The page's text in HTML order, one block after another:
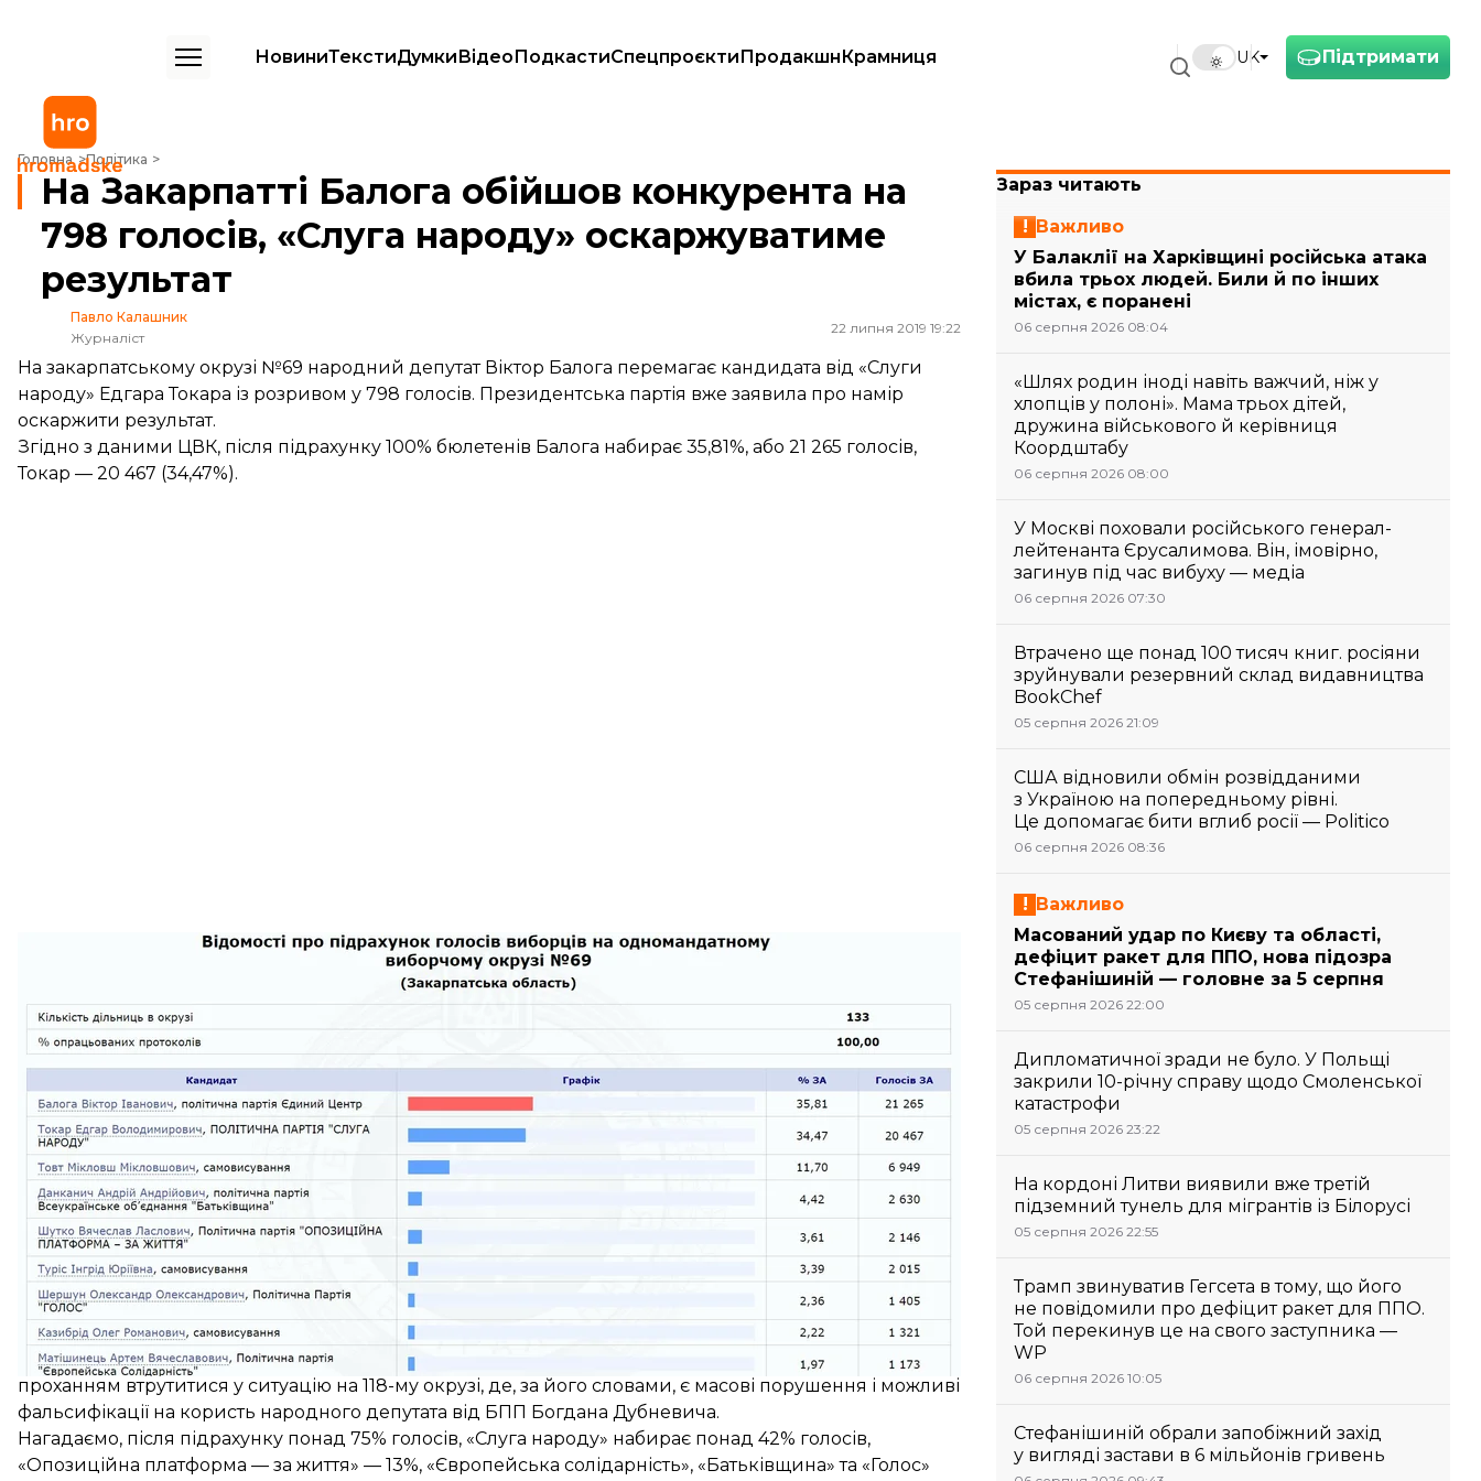
Підтримати
UK
НовиниТекстиДумкиВідеоПодкастиСпецпроєктиПродакшнКрамниця
Головна Політика
На Закарпатті Балога обійшов конкурента на 798 голосів, «Слуга народу» оскаржуватиме результат
На Закарпатті Балога обійшов конкурента на
798 голосів, «Слуга народу» оскаржуватиме
результат
Павло Калашник
Журналіст
22 липня 2019 19:22
На закарпатському окрузі №69 народний депутат Віктор Балога перемагає кандидата від «Слуги
народу» Едгара Токара із розривом у 798 голосів. Президентська партія вже заявила про намір
оскаржити результат.
Згідно з даними ЦВК, після підрахунку 100% бюлетенів Балога набирає 35,81%, або 21 265 голосів,
Токар — 20 467 (34,47%).
Прес-служба «Слуги народу» повідомила, що на 69-му окрузі «зафіксовано багато порушень і
масовий підкуп». Партія планує оскаржувати ці результати.
Загалом у «Слузі народу» заявили про намір оскаржити
результати виборів на 10 округах через
порушення.
Раніше лідер партії «Голос» Святослав Вакарчук звернувся до правоохоронців і президента із
проханням втрутитися у ситуацію на 118-му окрузі, де, за його словами, є масові порушення і можливі
фальсифікації на користь народного депутата від БПП Богдана Дубневича.
Нагадаємо, після підрахунку понад 75% голосів, «Слуга народу» набирає понад 42% голосів,
«Опозиційна платформа — за життя» — 13%, «Європейська солідарність», «Батьківщина» та «Голос»
Зараз читають
Важливо
У Балаклії на Харківщині російська атака
вбила трьох людей. Били й по інших
містах, є поранені
06 серпня 2026 08:04
«Шлях родин іноді навіть важчий, ніж у
хлопців у полоні». Мама трьох дітей,
дружина військового й керівниця
Коордштабу
06 серпня 2026 08:00
У Москві поховали російського генерал-
лейтенанта Єрусалимова. Він, імовірно,
загинув під час вибуху — медіа
06 серпня 2026 07:30
Втрачено ще понад 100 тисяч книг. росіяни
зруйнували резервний склад видавництва
BookChef
05 серпня 2026 21:09
США відновили обмін розвідданими
з Україною на попередньому рівні.
Це допомагає бити вглиб росії — Politico
06 серпня 2026 08:36
Важливо
Масований удар по Києву та області,
дефіцит ракет для ППО, нова підозра
Стефанішиній — головне за 5 серпня
05 серпня 2026 22:00
Дипломатичної зради не було. У Польщі
закрили 10-річну справу щодо Смоленської
катастрофи
05 серпня 2026 23:22
На кордоні Литви виявили вже третій
підземний тунель для мігрантів із Білорусі
05 серпня 2026 22:55
Трамп звинуватив Гегсета в тому, що його
не повідомили про дефіцит ракет для ППО.
Той перекинув це на свого заступника —
WP
06 серпня 2026 10:05
Стефанішиній обрали запобіжний захід
у вигляді застави в 6 мільйонів гривень